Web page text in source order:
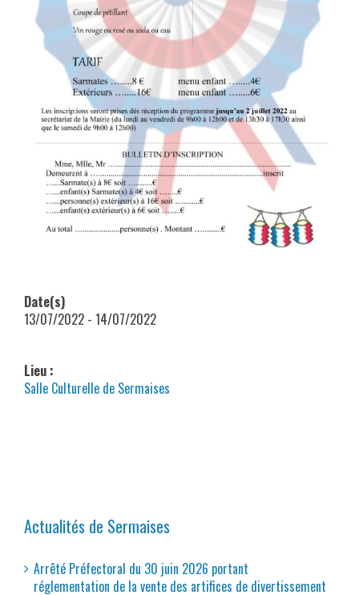
Date(s)
13/07/2022 - 14/07/2022
Lieu :
Salle Culturelle de Sermaises
Actualités de Sermaises
Arrêté Préfectoral du 30 juin 2026 portant
réglementation de la vente des artifices de divertissement